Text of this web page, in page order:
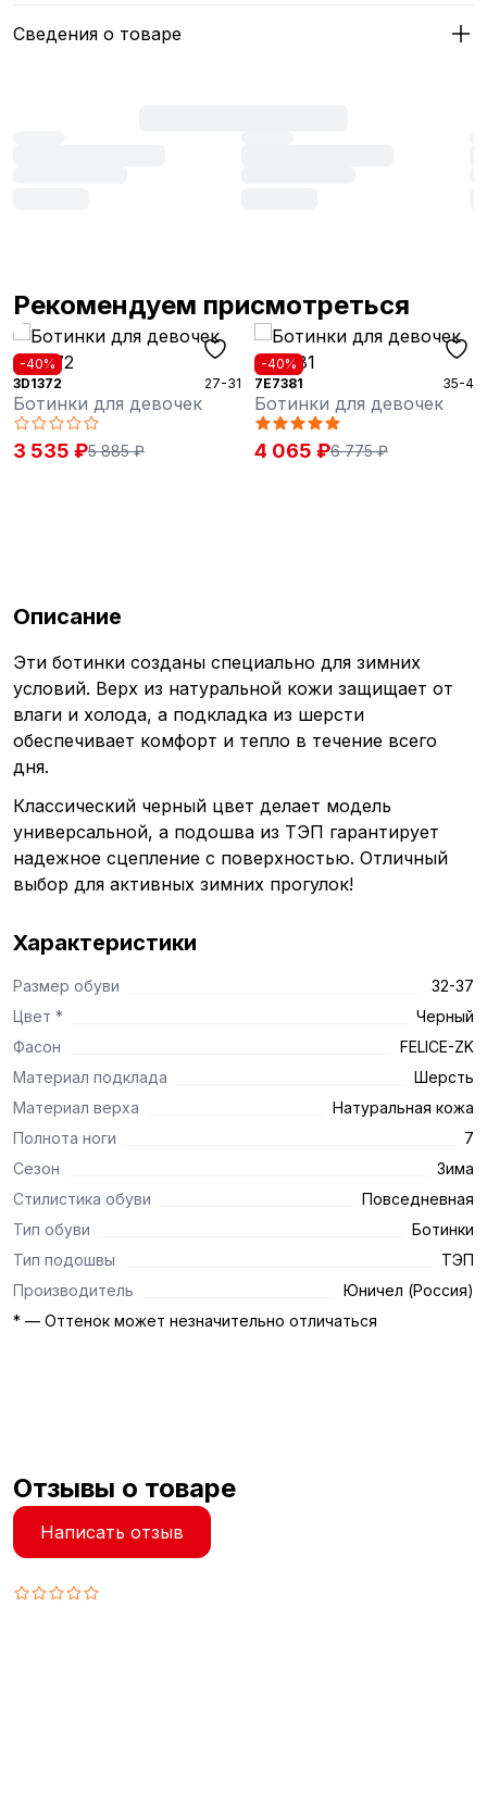
Сведения о товаре
Рекомендуем присмотреться
-40%
3D1372
27-31
Ботинки для девочек
3 535 ₽5 885 ₽
-40%
7E7381
35-40
Ботинки для девочек
4 065 ₽6 775 ₽
Описание
Эти ботинки созданы специально для зимних
условий. Верх из натуральной кожи защищает от
влаги и холода, а подкладка из шерсти
обеспечивает комфорт и тепло в течение всего
дня.
Классический черный цвет делает модель
универсальной, а подошва из ТЭП гарантирует
надежное сцепление с поверхностью. Отличный
выбор для активных зимних прогулок!
Характеристики
Размер обуви
32-37
Цвет *
Черный
Фасон
FELICE-ZK
Материал подклада
Шерсть
Материал верха
Натуральная кожа
Полнота ноги
7
Сезон
Зима
Стилистика обуви
Повседневная
Тип обуви
Ботинки
Тип подошвы
ТЭП
Производитель
Юничел (Россия)
* — Оттенок может незначительно отличаться
Отзывы о товаре
Написать отзыв